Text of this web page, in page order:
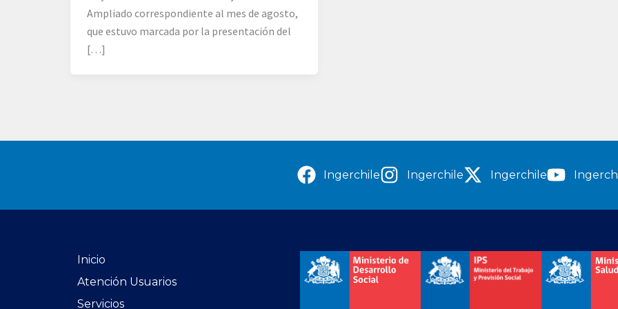
Ampliado correspondiente al mes de agosto,
que estuvo marcada por la presentación del
[…]
Ingerchile Ingerchile Ingerchile
Inicio
Atención Usuarios
Servicios